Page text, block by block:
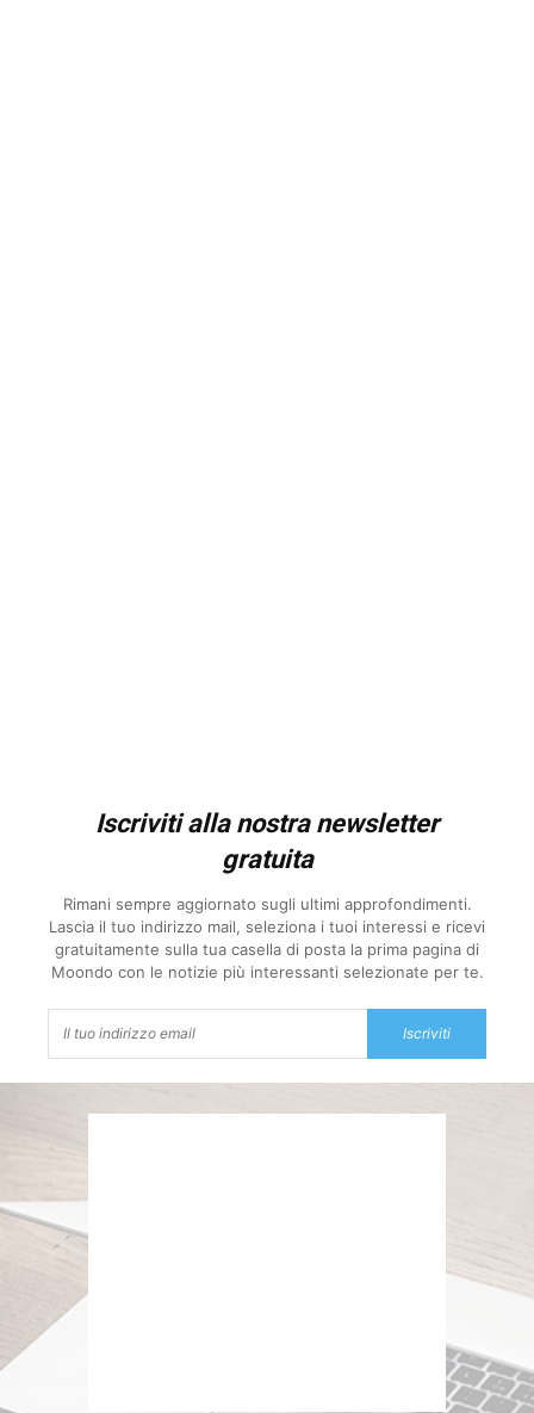
Iscriviti alla nostra newsletter
gratuita
Rimani sempre aggiornato sugli ultimi approfondimenti.
Lascia il tuo indirizzo mail, seleziona i tuoi interessi e ricevi
gratuitamente sulla tua casella di posta la prima pagina di
Moondo con le notizie più interessanti selezionate per te.
Iscriviti